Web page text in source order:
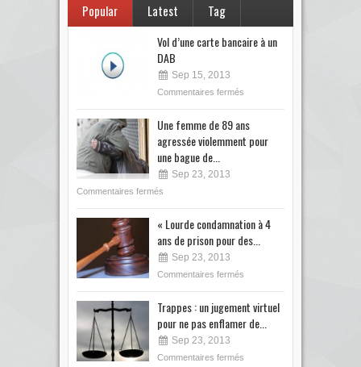
Popular Latest Tag
Vol d’une carte bancaire à un
DAB
Sep 15, 2013
Commentaires fermés
Une femme de 89 ans
agressée violemment pour
une bague de...
Sep 23, 2013
Commentaires fermés
« Lourde condamnation à 4
ans de prison pour des...
Sep 23, 2013
Commentaires fermés
Trappes : un jugement virtuel
pour ne pas enflamer de...
Sep 23, 2013
Commentaires fermés